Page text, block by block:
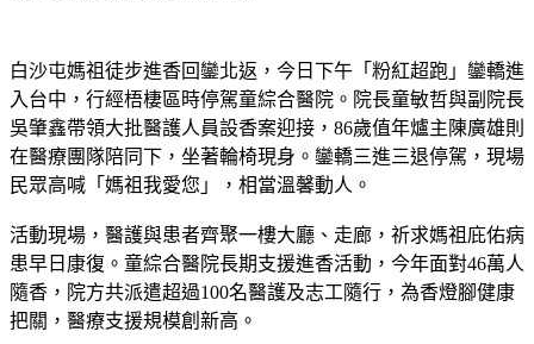
白沙屯媽祖徒步進香回鑾北返，今日下午「粉紅超跑」鑾轎進
入台中，行經梧棲區時停駕童綜合醫院。院長童敏哲與副院長
吳肇鑫帶領大批醫護人員設香案迎接，86歲值年爐主陳廣雄則
在醫療團隊陪同下，坐著輪椅現身。鑾轎三進三退停駕，現場
民眾高喊「媽祖我愛您」，相當溫馨動人。
活動現場，醫護與患者齊聚一樓大廳、走廊，祈求媽祖庇佑病
患早日康復。童綜合醫院長期支援進香活動，今年面對46萬人
隨香，院方共派遣超過100名醫護及志工隨行，為香燈腳健康
把關，醫療支援規模創新高。